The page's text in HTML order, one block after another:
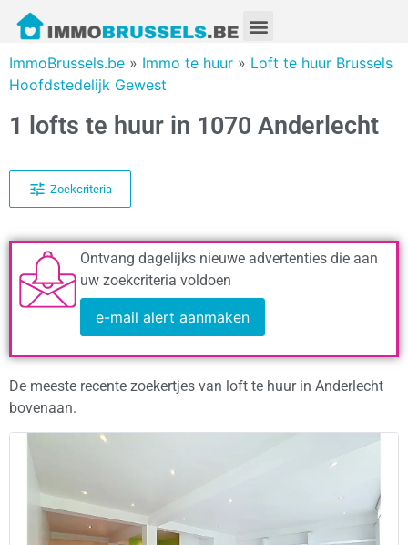
ImmoBrussels.be » Immo te huur » Loft te huur Brussels
Hoofdstedelijk Gewest
1 lofts te huur in 1070 Anderlecht
Zoekcriteria
Ontvang dagelijks nieuwe advertenties die aan
uw zoekcriteria voldoen
e-mail alert aanmaken
De meeste recente zoekertjes van loft te huur in Anderlecht
bovenaan.